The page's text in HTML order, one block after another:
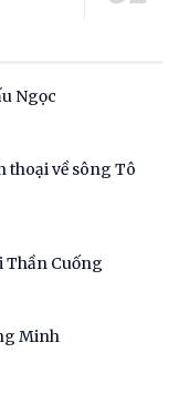
Ngọc
thoại về sông Tô
Thần Cuống
Minh